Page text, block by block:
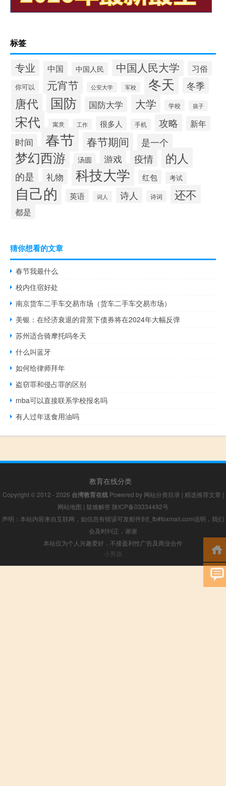
标签
专业 中国 中国人民 中国人民大学 习俗
你可以 元宵节 公安大学 军校 冬天 冬季
唐代 国防 国防大学 大学 学校 孩子
宋代 寓意 工作 很多人 手机 攻略 新年
时间 春节 春节期间 是一个
梦幻西游 汤圆 游戏 疫情 的人
的是 礼物 科技大学 红包 考试
自己的 英语 词人 诗人 诗词 还不
都是
猜你想看的文章
春节我最什么
校内住宿好处
南京货车二手车交易市场（货车二手车交易市场）
美银：在经济衰退的背景下债券将在2024年大幅反弹
苏州适合骑摩托吗冬天
什么叫蓝牙
如何给律师拜年
盗窃罪和侵占罪的区别
mba可以直接联系学校报名吗
有人过年送食用油吗
教育在线分类
Copyright © 2012 - 2026 台湾教育在线Powered by 网站分类目录 | 精选推荐文章 |
网站地图 | 疑难解答 陕ICP备03334492号
声明：本站内容来自互联网，如信息有错误可发邮件到f_fb#foxmail.com说明，我们
会及时纠正，谢谢
本站仅为个人兴趣爱好，不接盈利性广告及商业合作
小男孩